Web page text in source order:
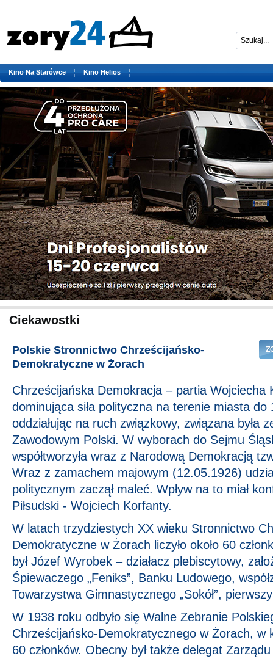
Kino Na Starówce Kino Helios
Ciekawostki
Polskie Stronnictwo Chrześcijańsko-
Demokratyczne w Żorach
Chrześcijańska Demokracja – partia Wojciecha
dominująca siła polityczna na terenie miasta
oddziałując na ruch związkowy, związana była
Zawodowym Polski. W wyborach do Sejmu
współtworzyła wraz z Narodową Demokracją
Wraz z zamachem majowym (12.05.1926)
politycznym zaczął maleć. Wpływ na to miał
Piłsudski - Wojciech Korfanty.
W latach trzydziestych XX wieku Stronnictwo
Demokratyczne w Żorach liczyło około 60
był Józef Wyrobek – działacz plebiscytowy,
Śpiewaczego „Feniks”, Banku Ludowego,
Towarzystwa Gimnastycznego „Sokół”,
W 1938 roku odbyło się Walne Zebranie
Chrześcijańsko-Demokratycznego w Żorach, w
60 członków. Obecny był także delegat